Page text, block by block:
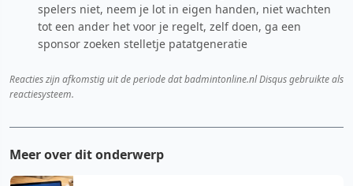
spelers niet, neem je lot in eigen handen, niet wachten
tot een ander het voor je regelt, zelf doen, ga een
sponsor zoeken stelletje patatgeneratie
Reacties zijn afkomstig uit de periode dat badmintonline.nl Disqus gebruikte als
reactiesysteem.
Meer over dit onderwerp